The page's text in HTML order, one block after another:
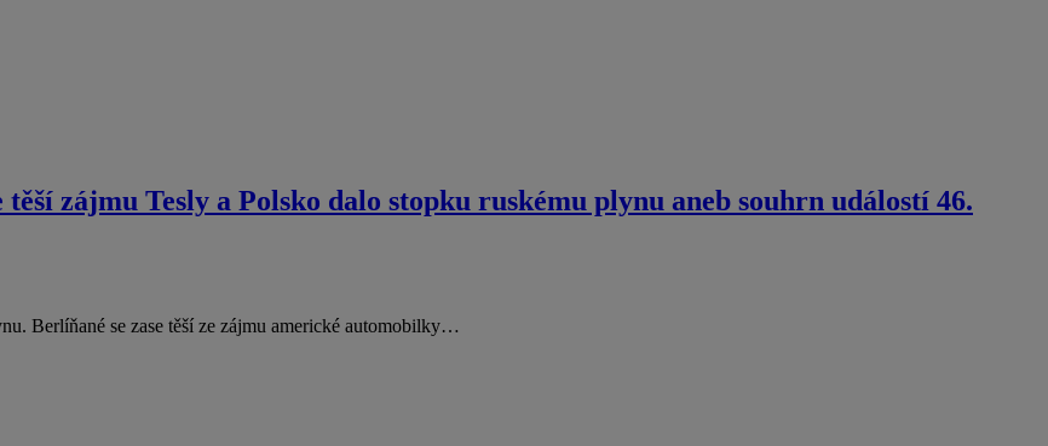
zájmu Tesly a Polsko dalo stopku ruskému plynu aneb souhrn událostí 46.
Berlíňané se zase těší ze zájmu americké automobilky…